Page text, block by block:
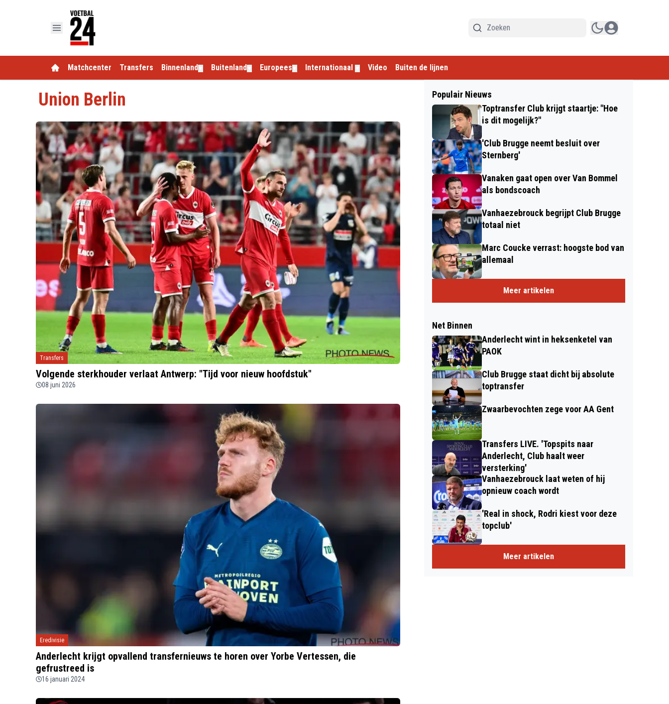
Matchcenter Transfers Binnenland Buitenland Europees Internationaal Video Buiten de lijnen
Union Berlin
Transfers
Volgende sterkhouder verlaat Antwerp: "Tijd voor nieuw hoofdstuk"
08 juni 2026
Eredivisie
Anderlecht krijgt opvallend transfernieuws te horen over Yorbe Vertessen, die
gefrustreed is
16 januari 2024
Populair Nieuws
Toptransfer Club krijgt staartje: "Hoe
is dit mogelijk?"
'Club Brugge neemt besluit over
Sternberg'
Vanaken gaat open over Van Bommel
als bondscoach
Vanhaezebrouck begrijpt Club Brugge
totaal niet
Marc Coucke verrast: hoogste bod van
allemaal
Meer artikelen
Net Binnen
Anderlecht wint in heksenketel van
PAOK
Club Brugge staat dicht bij absolute
toptransfer
Zwaarbevochten zege voor AA Gent
Transfers LIVE. 'Topspits naar
Anderlecht, Club haalt weer
versterking'
Vanhaezebrouck laat weten of hij
opnieuw coach wordt
'Real in shock, Rodri kiest voor deze
topclub'
Meer artikelen